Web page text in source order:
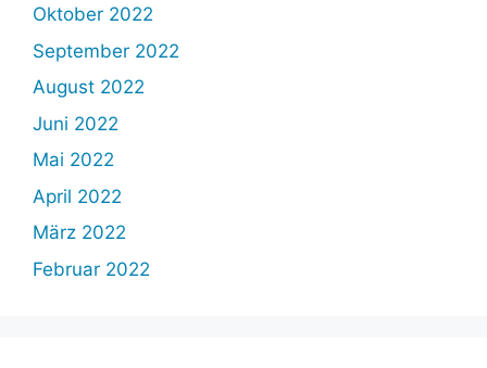
Oktober 2022
September 2022
August 2022
Juni 2022
Mai 2022
April 2022
März 2022
Februar 2022